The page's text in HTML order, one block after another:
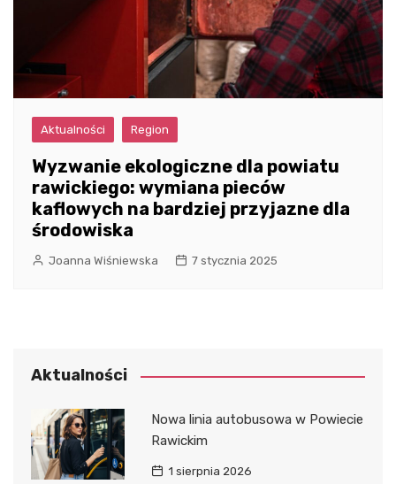
Aktualności Region
Wyzwanie ekologiczne dla powiatu
rawickiego: wymiana pieców
kaflowych na bardziej przyjazne dla
środowiska
Joanna Wiśniewska 7 stycznia 2025
Aktualności
Nowa linia autobusowa w Powiecie
Rawickim
1 sierpnia 2026